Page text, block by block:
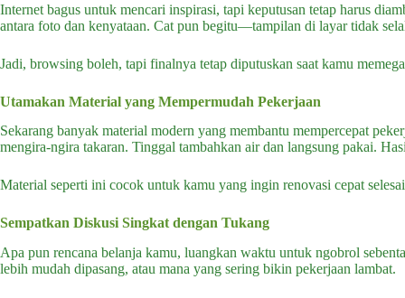
Internet bagus untuk mencari inspirasi, tapi keputusan tetap harus
antara foto dan kenyataan. Cat pun begitu—tampilan di layar tidak
Jadi, browsing boleh, tapi finalnya tetap diputuskan saat kamu
Utamakan Material yang Mempermudah Pekerjaan
Sekarang banyak material modern yang membantu mempercepat
mengira-ngira takaran. Tinggal tambahkan air dan langsung pakai.
Material seperti ini cocok untuk kamu yang ingin renovasi cepat
Sempatkan Diskusi Singkat dengan Tukang
Apa pun rencana belanja kamu, luangkan waktu untuk ngobrol
lebih mudah dipasang, atau mana yang sering bikin pekerjaan lambat.